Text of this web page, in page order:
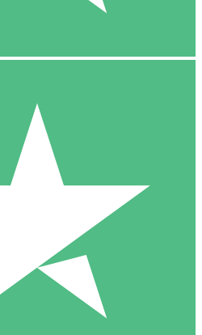
10 Descargas
20 00